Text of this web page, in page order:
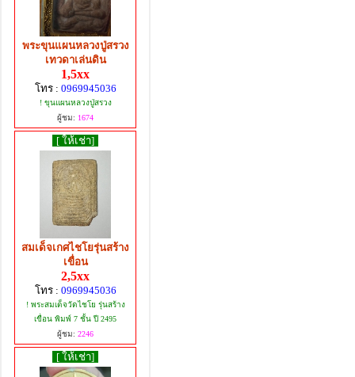
พระขุนแผนหลวงปู่สรวง
เทวดาเล่นดิน
1,5xx
โทร : 0969945036
! ขุนแผนหลวงปู่สรวง
ผู้ชม: 1674
[ ให้เช่า]
สมเด็จเกศไชโยรุ่นสร้าง
เขื่อน
2,5xx
โทร : 0969945036
! พระสมเด็จวัดไชโย รุ่นสร้าง
เขื่อน พิมพ์ 7 ชั้น ปี 2495
ผู้ชม: 2246
[ ให้เช่า]